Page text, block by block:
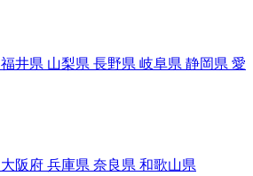
福井県 山梨県 長野県 岐阜県 静岡県 愛
大阪府 兵庫県 奈良県 和歌山県